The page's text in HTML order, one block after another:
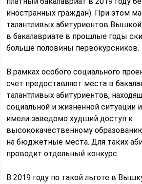
иностранных граждан). При этом
талантливых абитуриентов
в бакалавриате в прошлые годы
больше половины первокурсников.
В рамках особого социального
счет предоставляет места в
талантливых абитуриентов,
социальной и жизненной ситуации
имели заведомо худший доступ к
высококачественному
на бюджетные места. Для таких
проводит отдельный конкурс.
В 2019 году по такой льготе в